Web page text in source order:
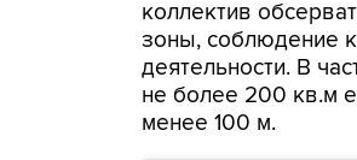
коллектив
зоны, соблюдение
деятельности. В
не более 200 кв.м
менее 100 м.